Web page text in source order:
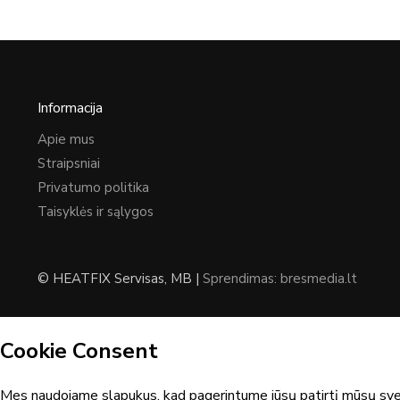
Informacija
Apie mus
Straipsniai
Privatumo politika
Taisyklės ir sąlygos
© HEATFIX Servisas, MB | Sprendimas: bresmedia.lt